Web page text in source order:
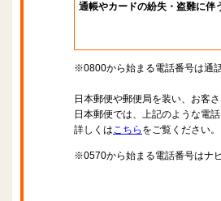
通帳やカードの紛失・盗難に伴
※0800から始まる電話番号は通話
日本郵便や郵便局を装い、お客
日本郵便では、上記のような電
詳しくはこちら をご覧ください。
※0570から始まる電話番号はナ